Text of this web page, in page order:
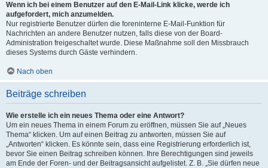
Wenn ich bei einem Benutzer auf den E-Mail-Link klicke, werde ich
aufgefordert, mich anzumelden.
Nur registrierte Benutzer dürfen die foreninterne E-Mail-Funktion für
Nachrichten an andere Benutzer nutzen, falls diese von der Board-
Administration freigeschaltet wurde. Diese Maßnahme soll den Missbrauch
dieses Systems durch Gäste verhindern.
Nach oben
Beiträge schreiben
Wie erstelle ich ein neues Thema oder eine Antwort?
Um ein neues Thema in einem Forum zu eröffnen, müssen Sie auf „Neues
Thema“ klicken. Um auf einen Beitrag zu antworten, müssen Sie auf
„Antworten“ klicken. Es könnte sein, dass eine Registrierung erforderlich ist,
bevor Sie einen Beitrag schreiben können. Ihre Berechtigungen sind jeweils
am Ende der Foren- und der Beitragsansicht aufgelistet. Z. B. „Sie dürfen neue